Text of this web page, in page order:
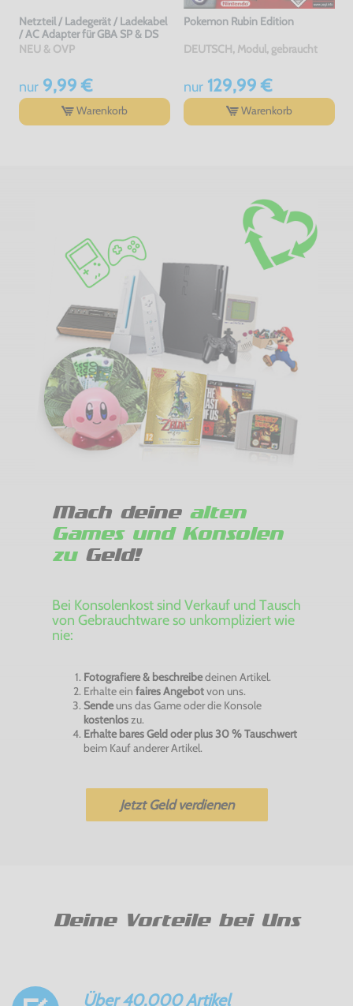
Netzteil / Ladegerät / Ladekabel
/ AC Adapter für GBA SP & DS
NEU & OVP
nur9,99 €
Warenkorb
Pokemon Rubin Edition
DEUTSCH, Modul, gebraucht
nur129,99 €
Warenkorb
Mach deine alten
Games und Konsolen
zuGeld!
Bei Konsolenkost sind Verkauf und Tausch
von Gebrauchtware so unkompliziert wie
nie:
Fotografiere & beschreibedeinen Artikel.
Erhalte ein faires Angebotvon uns.
Sendeuns das Game oder die Konsole
kostenloszu.
Erhalte bares Geld oder plus 30 % Tauschwert
beim Kauf anderer Artikel.
Jetzt Geld verdienen
Deine Vorteile bei Uns
Über 40.000 Artikel